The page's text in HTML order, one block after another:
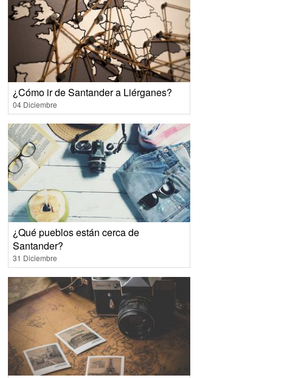
¿Cómo ir de Santander a Liérganes?
04 Diciembre
¿Qué pueblos están cerca de
Santander?
31 Diciembre